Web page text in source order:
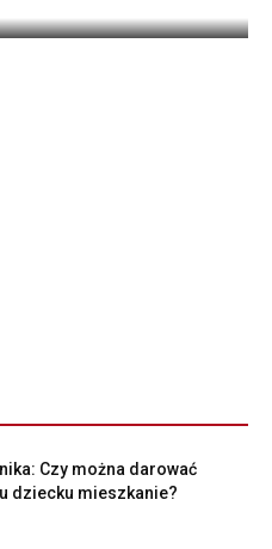
Czy można darować
dziecku mieszkanie?